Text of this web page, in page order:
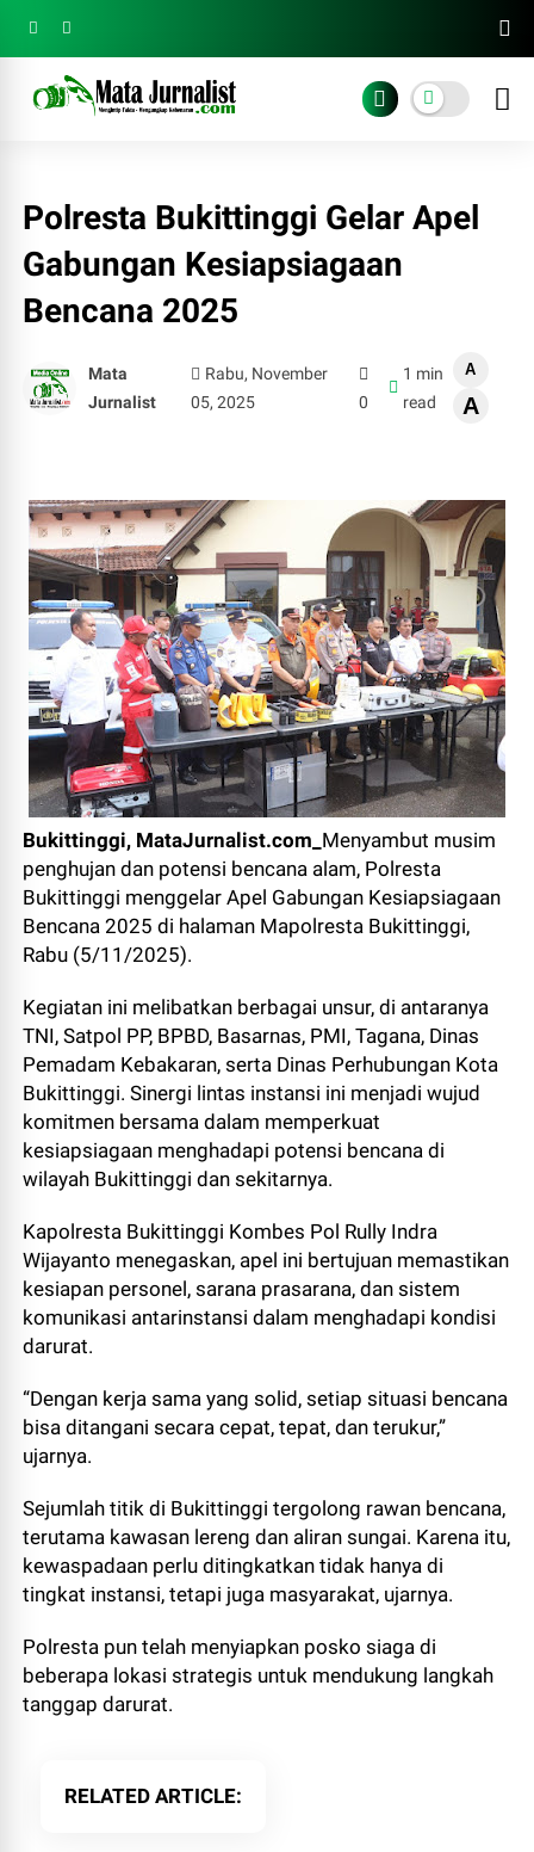
Polresta Bukittinggi Gelar Apel
Gabungan Kesiapsiagaan
Bencana 2025
Mata
Jurnalist
Rabu, November
05, 2025
0
1 min
read
A
A
Bukittinggi, MataJurnalist.com_ Menyambut musim
penghujan dan potensi bencana alam, Polresta
Bukittinggi menggelar Apel Gabungan Kesiapsiagaan
Bencana 2025 di halaman Mapolresta Bukittinggi,
Rabu (5/11/2025).
Kegiatan ini melibatkan berbagai unsur, di antaranya
TNI, Satpol PP, BPBD, Basarnas, PMI, Tagana, Dinas
Pemadam Kebakaran, serta Dinas Perhubungan Kota
Bukittinggi. Sinergi lintas instansi ini menjadi wujud
komitmen bersama dalam memperkuat
kesiapsiagaan menghadapi potensi bencana di
wilayah Bukittinggi dan sekitarnya.
Kapolresta Bukittinggi Kombes Pol Rully Indra
Wijayanto menegaskan, apel ini bertujuan memastikan
kesiapan personel, sarana prasarana, dan sistem
komunikasi antarinstansi dalam menghadapi kondisi
darurat.
“Dengan kerja sama yang solid, setiap situasi bencana
bisa ditangani secara cepat, tepat, dan terukur,”
ujarnya.
Sejumlah titik di Bukittinggi tergolong rawan bencana,
terutama kawasan lereng dan aliran sungai. Karena itu,
kewaspadaan perlu ditingkatkan tidak hanya di
tingkat instansi, tetapi juga masyarakat, ujarnya.
Polresta pun telah menyiapkan posko siaga di
beberapa lokasi strategis untuk mendukung langkah
tanggap darurat.
RELATED ARTICLE